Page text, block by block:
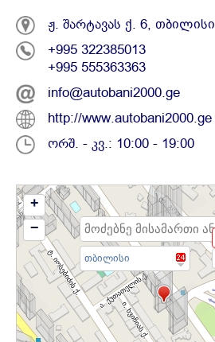
ჟ. შარტავას ქ. 6, თბილისი
+995 322385013
+995 555363363
info@autobani2000.ge
http://www.autobani2000.ge
ორშ. - კვ.: 10:00 - 19:00
თბილისი
+
−